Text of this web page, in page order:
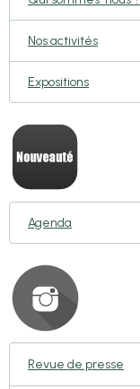
Nos activités
Expositions
Agenda
Revue de presse